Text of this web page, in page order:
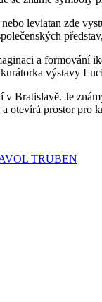
leviatan zde
a formování
výstavy
Je
prostor pro